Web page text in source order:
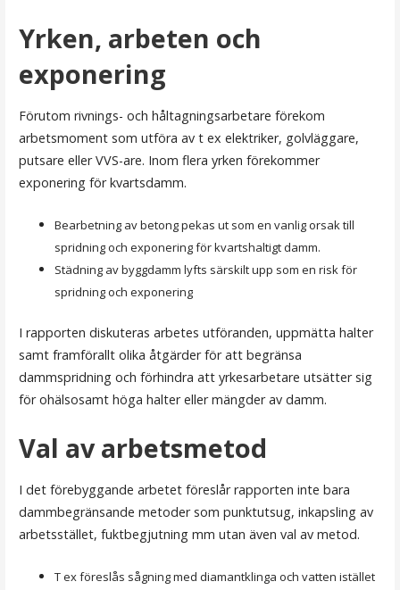
Yrken, arbeten och
exponering
Förutom rivnings- och håltagningsarbetare förekom
arbetsmoment som utföra av t ex elektriker, golvläggare,
putsare eller VVS-are. Inom flera yrken förekommer
exponering för kvartsdamm.
Bearbetning av betong pekas ut som en vanlig orsak till
spridning och exponering för kvartshaltigt damm.
Städning av byggdamm lyfts särskilt upp som en risk för
spridning och exponering
I rapporten diskuteras arbetes utföranden, uppmätta halter
samt framförallt olika åtgärder för att begränsa
dammspridning och förhindra att yrkesarbetare utsätter sig
för ohälsosamt höga halter eller mängder av damm.
Val av arbetsmetod
I det förebyggande arbetet föreslår rapporten inte bara
dammbegränsande metoder som punktutsug, inkapsling av
arbetsstället, fuktbegjutning mm utan även val av metod.
T ex föreslås sågning med diamantklinga och vatten istället